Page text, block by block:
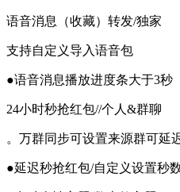
语音消息（收藏）转发/独家
支持自定义导入语音包
●语音消息播放进度条大于3秒
24小时秒抢红包//个人&群聊
。万群同步可设置来源群可延
●延迟秒抢红包/自定义设置秒